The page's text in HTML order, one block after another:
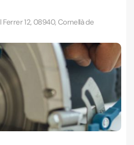
12, 08940, Cornellà de